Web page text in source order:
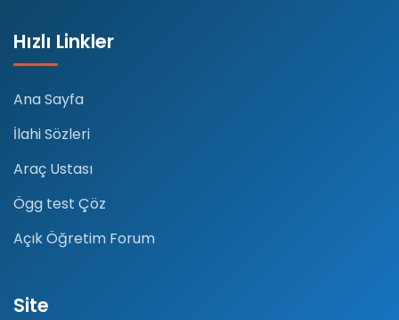
Hızlı Linkler
Ana Sayfa
İlahi Sözleri
Araç Ustası
Ögg test Çöz
Açık Öğretim Forum
Site